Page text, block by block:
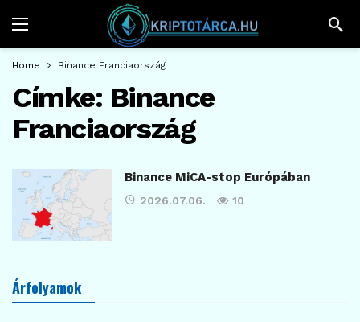
Home Binance Franciaország
Címke: Binance
Franciaország
Binance MiCA-stop Európában
2026.07.06. 10
Árfolyamok